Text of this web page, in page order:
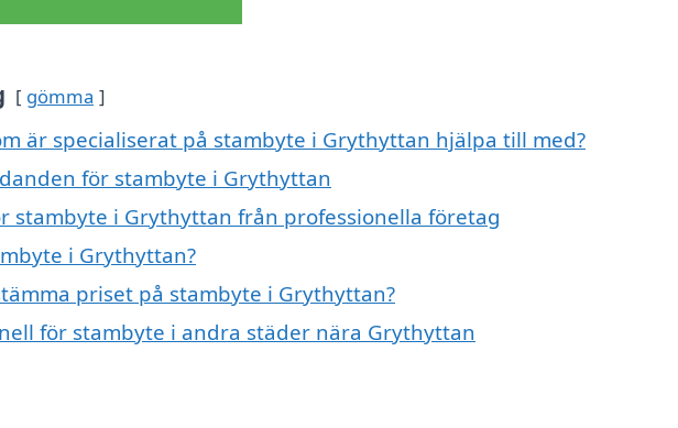
gömma
är specialiserat på stambyte i Grythyttan hjälpa till med?
för stambyte i Grythyttan
stambyte i Grythyttan från professionella företag
i Grythyttan?
priset på stambyte i Grythyttan?
för stambyte i andra städer nära Grythyttan